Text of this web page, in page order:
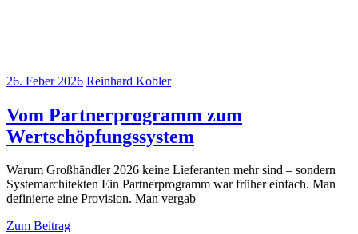
26. Feber 2026 Reinhard Kobler
Vom Partnerprogramm zum
Wertschöpfungssystem
Warum Großhändler 2026 keine Lieferanten mehr sind – sondern
Systemarchitekten Ein Partnerprogramm war früher einfach. Man
definierte eine Provision. Man vergab
Zum Beitrag